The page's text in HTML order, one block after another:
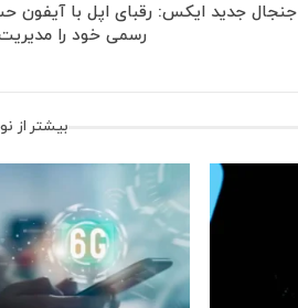
جنجال جدید ایکس: رقبای اپل با آیفون
رسمی خود را
بیشتر از